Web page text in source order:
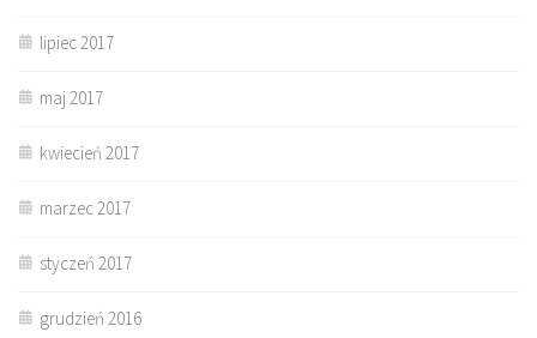
lipiec 2017
maj 2017
kwiecień 2017
marzec 2017
styczeń 2017
grudzień 2016